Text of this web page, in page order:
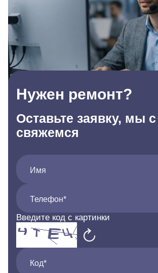
Нужен ремонт?
Оставьте заявку, мы
свяжемся
Имя
Телефон*
Введите код с картинки
Код*